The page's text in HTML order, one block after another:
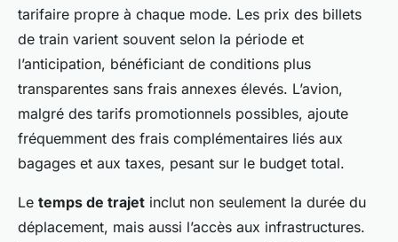
tarifaire propre à chaque mode. Les prix des billets
de train varient souvent selon la période et
l’anticipation, bénéficiant de conditions plus
transparentes sans frais annexes élevés. L’avion,
malgré des tarifs promotionnels possibles, ajoute
fréquemment des frais complémentaires liés aux
bagages et aux taxes, pesant sur le budget total.
Le temps de trajet inclut non seulement la durée du
déplacement, mais aussi l’accès aux infrastructures.